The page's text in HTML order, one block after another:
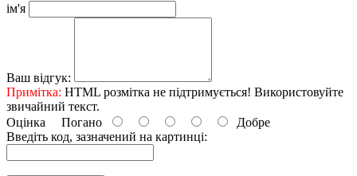
ім'я
Ваш відгук:
Примітка: HTML розмітка не підтримується! Використовуйте
звичайний текст.
Оцінка Погано
Добре
Введіть код, зазначений на картинці: